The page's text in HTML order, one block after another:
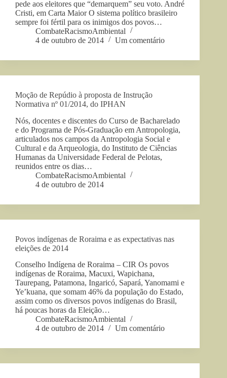
pede aos eleitores que “demarquem” seu voto. André
Cristi, em Carta Maior O sistema político brasileiro
sempre foi fértil para os inimigos dos povos…
CombateRacismoAmbiental
4 de outubro de 2014
Um comentário
Moção de Repúdio à proposta de Instrução
Normativa nº 01/2014, do IPHAN
Nós, docentes e discentes do Curso de Bacharelado
e do Programa de Pós-Graduação em Antropologia,
articulados nos campos da Antropologia Social e
Cultural e da Arqueologia, do Instituto de Ciências
Humanas da Universidade Federal de Pelotas,
reunidos entre os dias…
CombateRacismoAmbiental
4 de outubro de 2014
Povos indígenas de Roraima e as expectativas nas
eleições de 2014
Conselho Indígena de Roraima – CIR Os povos
indígenas de Roraima, Macuxi, Wapichana,
Taurepang, Patamona, Ingaricó, Sapará, Yanomami e
Ye’kuana, que somam 46% da população do Estado,
assim como os diversos povos indígenas do Brasil,
há poucas horas da Eleição…
CombateRacismoAmbiental
4 de outubro de 2014
Um comentário